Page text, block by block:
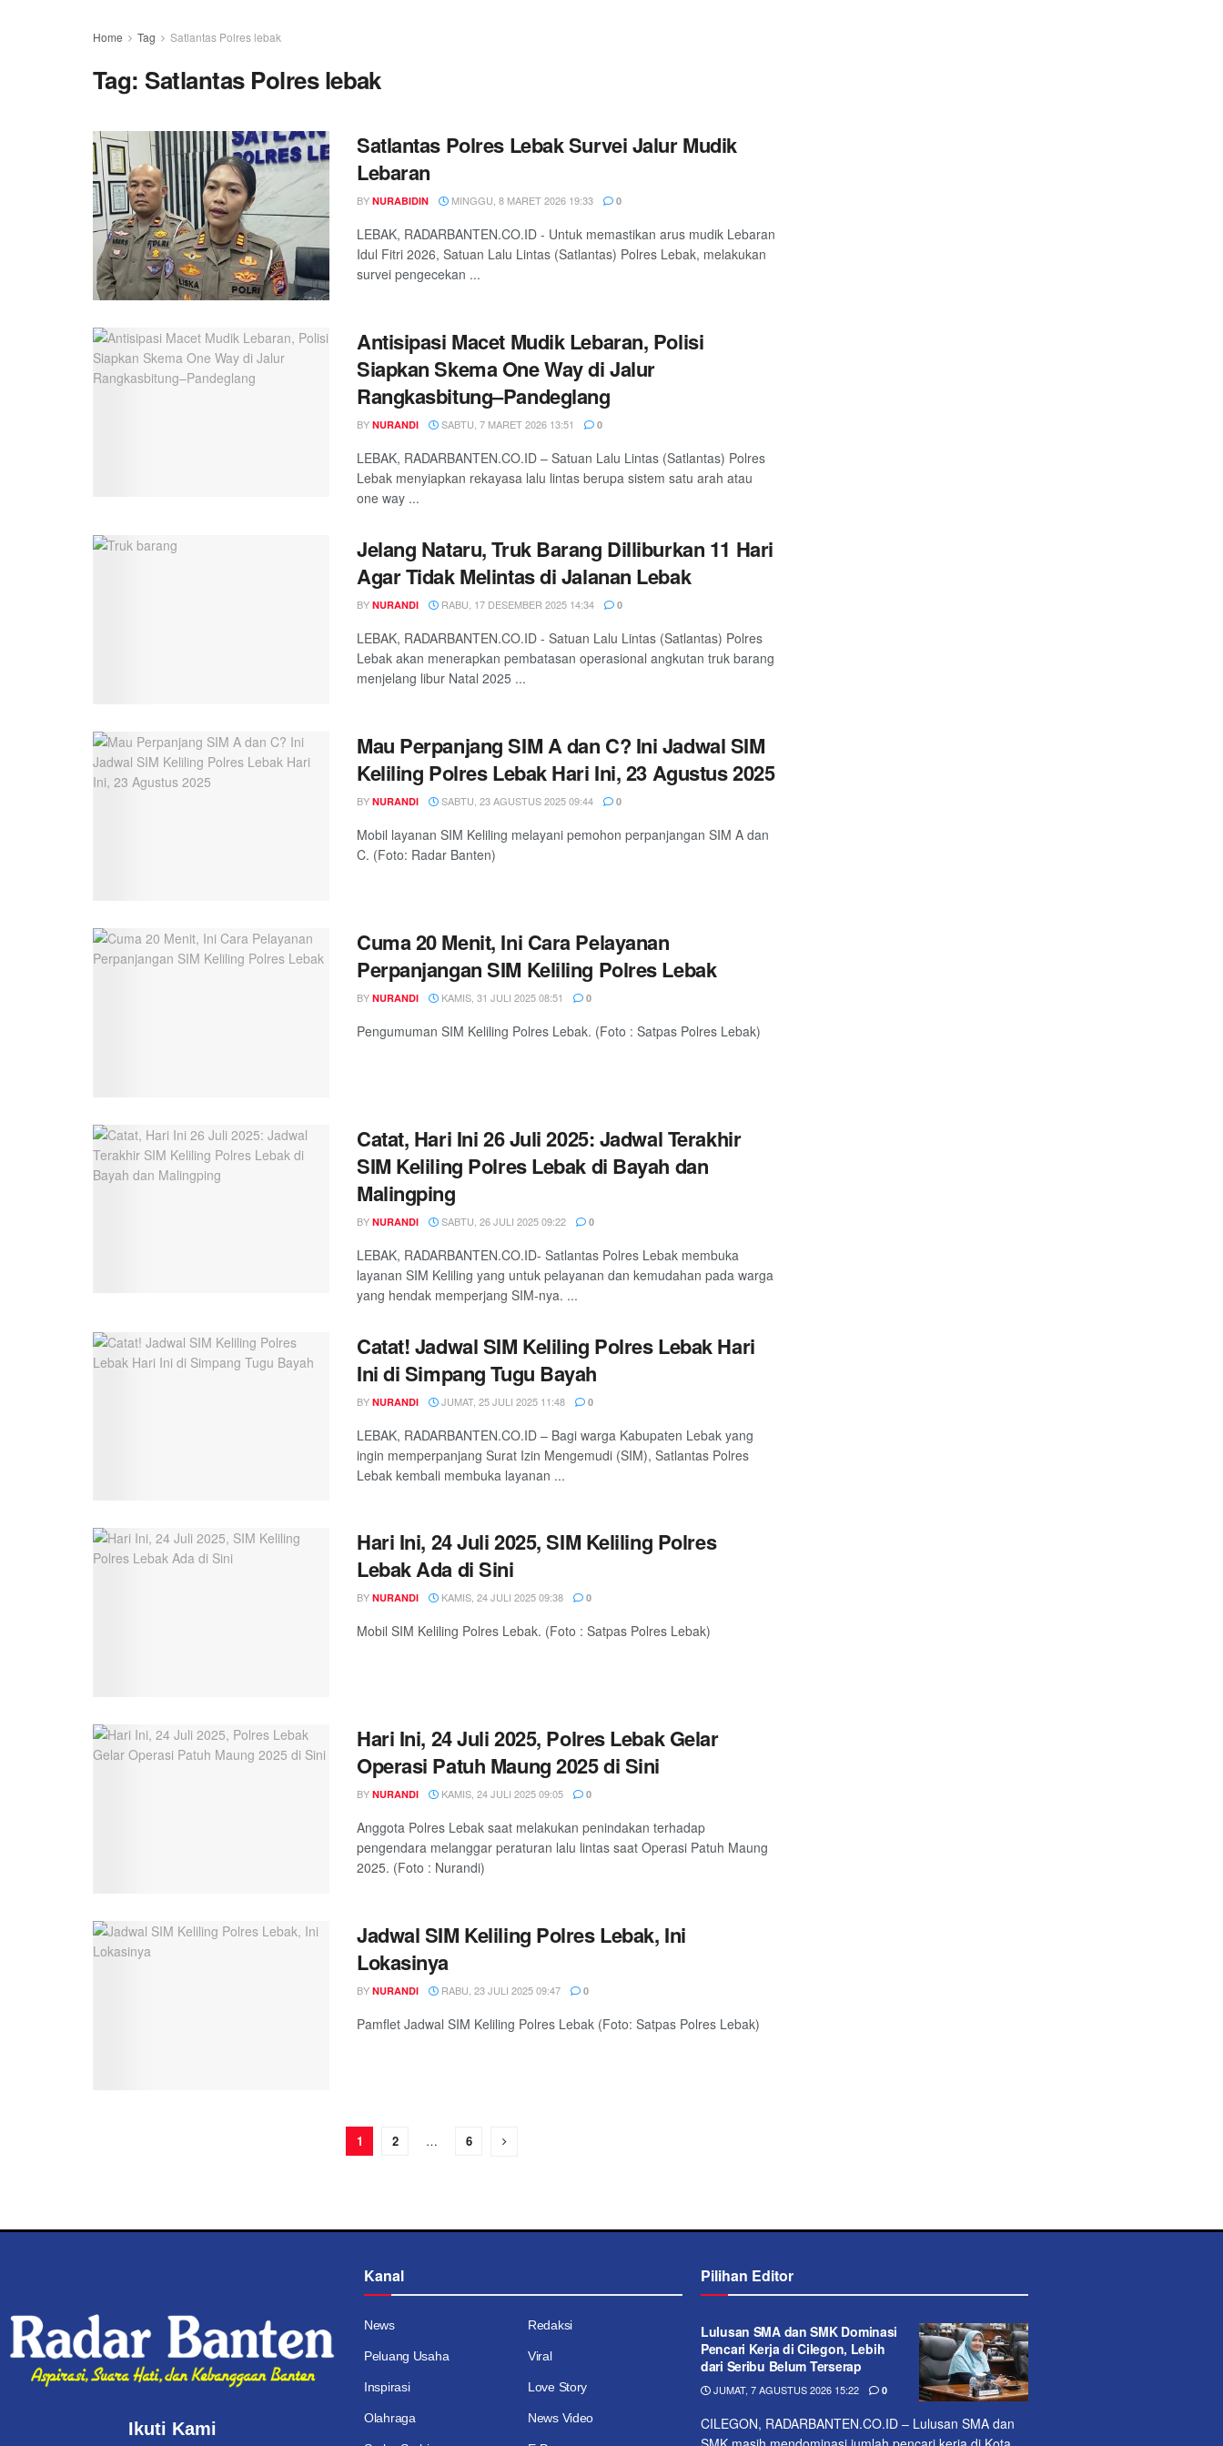
Home Tag Satlantas Polres lebak
Tag: Satlantas Polres lebak
Satlantas Polres Lebak Survei Jalur Mudik
Lebaran
BY NURABIDIN MINGGU, 8 MARET 2026 19:33 0
LEBAK, RADARBANTEN.CO.ID - Untuk memastikan arus mudik Lebaran
Idul Fitri 2026, Satuan Lalu Lintas (Satlantas) Polres Lebak, melakukan
survei pengecekan ...
Antisipasi Macet Mudik Lebaran, Polisi
Siapkan Skema One Way di Jalur
Rangkasbitung–Pandeglang
BY NURANDI SABTU, 7 MARET 2026 13:51 0
LEBAK, RADARBANTEN.CO.ID – Satuan Lalu Lintas (Satlantas) Polres
Lebak menyiapkan rekayasa lalu lintas berupa sistem satu arah atau
one way ...
Jelang Nataru, Truk Barang Dilliburkan 11 Hari
Agar Tidak Melintas di Jalanan Lebak
BY NURANDI RABU, 17 DESEMBER 2025 14:34 0
LEBAK, RADARBANTEN.CO.ID - Satuan Lalu Lintas (Satlantas) Polres
Lebak akan menerapkan pembatasan operasional angkutan truk barang
menjelang libur Natal 2025 ...
Mau Perpanjang SIM A dan C? Ini Jadwal SIM
Keliling Polres Lebak Hari Ini, 23 Agustus 2025
BY NURANDI SABTU, 23 AGUSTUS 2025 09:44 0
Mobil layanan SIM Keliling melayani pemohon perpanjangan SIM A dan
C. (Foto: Radar Banten)
Cuma 20 Menit, Ini Cara Pelayanan
Perpanjangan SIM Keliling Polres Lebak
BY NURANDI KAMIS, 31 JULI 2025 08:51 0
Pengumuman SIM Keliling Polres Lebak. (Foto : Satpas Polres Lebak)
Catat, Hari Ini 26 Juli 2025: Jadwal Terakhir
SIM Keliling Polres Lebak di Bayah dan
Malingping
BY NURANDI SABTU, 26 JULI 2025 09:22 0
LEBAK, RADARBANTEN.CO.ID- Satlantas Polres Lebak membuka
layanan SIM Keliling yang untuk pelayanan dan kemudahan pada warga
yang hendak memperjang SIM-nya. ...
Catat! Jadwal SIM Keliling Polres Lebak Hari
Ini di Simpang Tugu Bayah
BY NURANDI JUMAT, 25 JULI 2025 11:48 0
LEBAK, RADARBANTEN.CO.ID – Bagi warga Kabupaten Lebak yang
ingin memperpanjang Surat Izin Mengemudi (SIM), Satlantas Polres
Lebak kembali membuka layanan ...
Hari Ini, 24 Juli 2025, SIM Keliling Polres
Lebak Ada di Sini
BY NURANDI KAMIS, 24 JULI 2025 09:38 0
Mobil SIM Keliling Polres Lebak. (Foto : Satpas Polres Lebak)
Hari Ini, 24 Juli 2025, Polres Lebak Gelar
Operasi Patuh Maung 2025 di Sini
BY NURANDI KAMIS, 24 JULI 2025 09:05 0
Anggota Polres Lebak saat melakukan penindakan terhadap
pengendara melanggar peraturan lalu lintas saat Operasi Patuh Maung
2025. (Foto : Nurandi)
Jadwal SIM Keliling Polres Lebak, Ini
Lokasinya
BY NURANDI RABU, 23 JULI 2025 09:47 0
Pamflet Jadwal SIM Keliling Polres Lebak (Foto: Satpas Polres Lebak)
1 2 … 6
Ikuti Kami
Kanal
News Redaksi
Peluang Usaha Viral
Inspirasi Love Story
Olahraga News Video
Pilihan Editor
Lulusan SMA dan SMK Dominasi
Pencari Kerja di Cilegon, Lebih
dari Seribu Belum Terserap
JUMAT, 7 AGUSTUS 2026 15:22 0
CILEGON, RADARBANTEN.CO.ID – Lulusan SMA dan